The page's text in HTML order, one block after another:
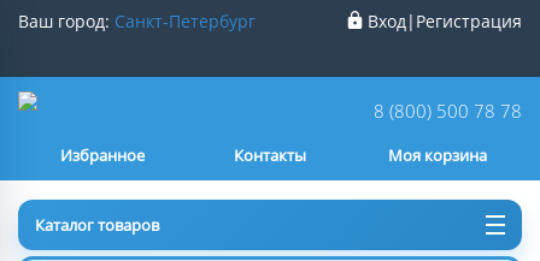
Ваш город: Санкт-Петербург
Нет
Вход| Регистрация
8 (800) 500 78 78
Контакты
Избранное Моя корзина
Каталог товаров